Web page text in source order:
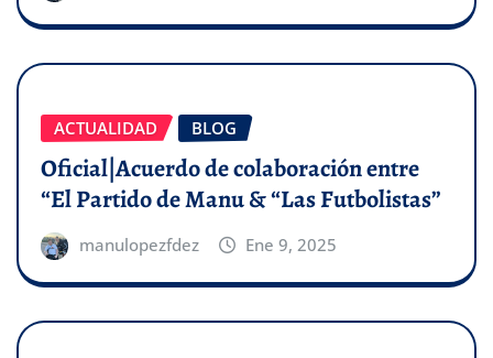
ACTUALIDAD BLOG
Oficial|Acuerdo de colaboración entre
“El Partido de Manu & “Las Futbolistas”
manulopezfdez Ene 9, 2025